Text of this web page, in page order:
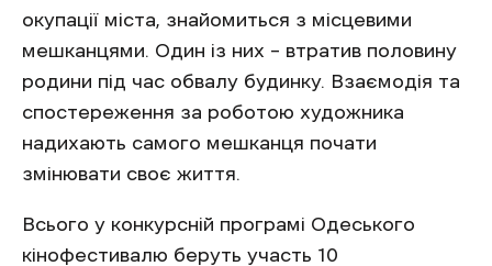
окупації міста, знайомиться з місцевими
мешканцями. Один із них – втратив половину
родини під час обвалу будинку. Взаємодія та
спостереження за роботою художника
надихають самого мешканця почати
змінювати своє життя.
Всього у конкурсній програмі Одеського
кінофестивалю беруть участь 10